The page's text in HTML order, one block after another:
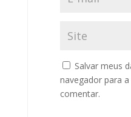
Salvar meus
navegador para
comentar.